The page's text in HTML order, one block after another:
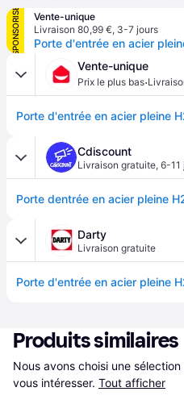
SPONSORISÉ
Vente-unique
Livraison 80,99 €, 3-7 jours
Vente-unique
Prix le plus bas·
Cdiscount
Livraison gratuite, 6-11
Darty
Livraison gratuite
Produits similaires
Nous avons choisi une
vous intéresser. Tout afficher